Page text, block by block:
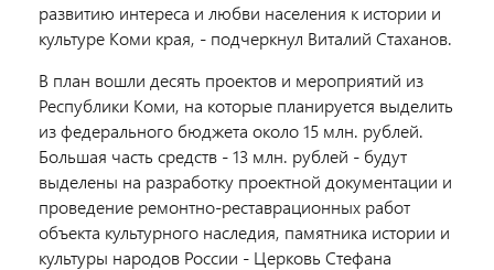
развитию интереса и любви населения к истории и
культуре Коми края, - подчеркнул Виталий Стаханов.
В план вошли десять проектов и мероприятий из
Республики Коми, на которые планируется выделить
из федерального бюджета около 15 млн. рублей.
Большая часть средств - 13 млн. рублей - будут
выделены на разработку проектной документации и
проведение ремонтно-реставрационных работ
объекта культурного наследия, памятника истории и
культуры народов России - Церковь Стефана